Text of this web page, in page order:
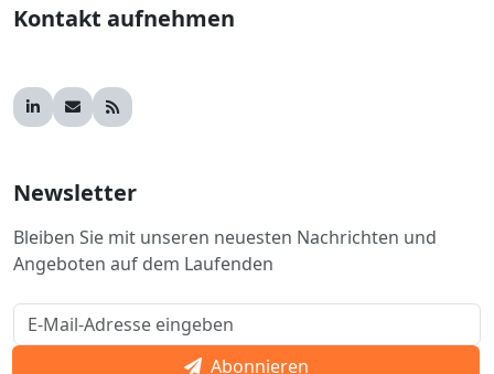
Kontakt aufnehmen
Newsletter
Bleiben Sie mit unseren neuesten Nachrichten und
Angeboten auf dem Laufenden
Abonnieren